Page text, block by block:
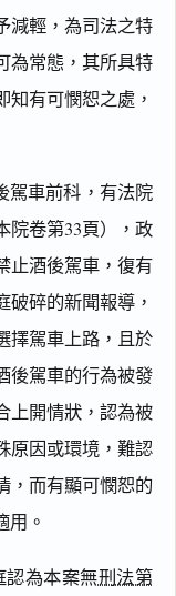
減輕，為司法之特
為常態，其所具特
有可憫恕之處，
駕車前科，有法院
院卷第33頁），政
止酒後駕車，復有
碎的新聞報導，
擇駕車上路，且於
後駕車的行為被發
上開情狀，認為被
原因或環境，難認
，而有顯可憫恕的
用。
為本案無刑法第